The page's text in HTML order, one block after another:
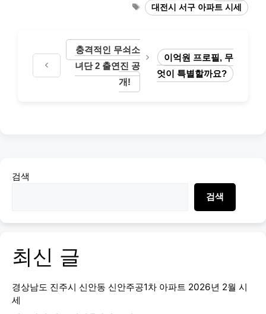
Tags
대전시 서구 아파트 시세
충격적인 무쇠소
녀단 2 출연진 공
개!
이억원 프로필, 무
엇이 특별할까요?
검색
검색
최신 글
경상남도 진주시 신안동 신안주공1차 아파트 2026년 2월 시
세